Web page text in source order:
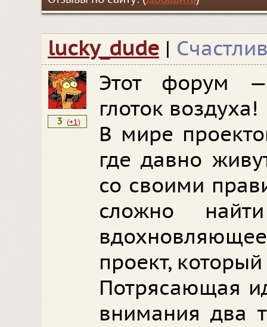
lucky_dude |
3 (+1)
Этот форум
глоток воздуха!
В мире
где давно
со своими
сложно
проект,
Потрясающая
внимания два